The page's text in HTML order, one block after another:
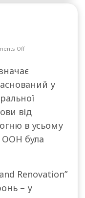
Off
у
від
в усьому
ООН була
Renovation”
– у